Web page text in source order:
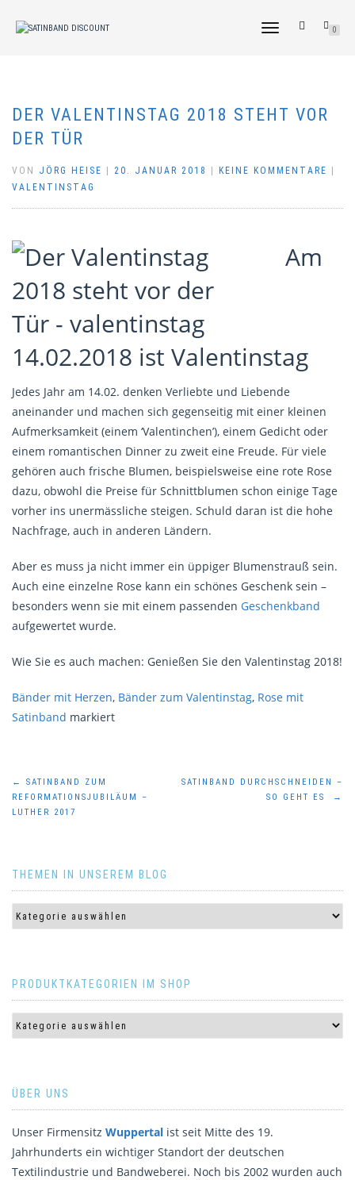
NAVIGATION
0
DER VALENTINSTAG 2018 STEHT VOR
DER TÜR
VON JÖRG HEISE 20. JANUAR 2018 KEINE KOMMENTARE
VALENTINSTAG
Am
14.02.2018 ist Valentinstag
Jedes Jahr am 14.02. denken Verliebte und Liebende
aneinander und machen sich gegenseitig mit einer kleinen
Aufmerksamkeit (einem ‘Valentinchen’), einem Gedicht oder
einem romantischen Dinner zu zweit eine Freude. Für viele
gehören auch frische Blumen, beispielsweise eine rote Rose
dazu, obwohl die Preise für Schnittblumen schon einige Tage
vorher ins unermässliche steigen. Schuld daran ist die hohe
Nachfrage, auch in anderen Ländern.
Aber es muss ja nicht immer ein üppiger Blumenstrauß sein.
Auch eine einzelne Rose kann ein schönes Geschenk sein –
besonders wenn sie mit einem passenden Geschenkband
aufgewertet wurde.
Wie Sie es auch machen: Genießen Sie den Valentinstag 2018!
Bänder mit Herzen, Bänder zum Valentinstag, Rose mit
Satinband markiert
Beitragsnavigation
←
SATINBAND ZUM
REFORMATIONSJUBILÄUM –
LUTHER 2017
SATINBAND DURCHSCHNEIDEN –
SO GEHT ES
→
THEMEN IN UNSEREM BLOG
PRODUKTKATEGORIEN IM SHOP
ÜBER UNS
Unser Firmensitz Wuppertal ist seit Mitte des 19.
Jahrhunderts ein wichtiger Standort der deutschen
Textilindustrie und Bandweberei. Noch bis 2002 wurden auch